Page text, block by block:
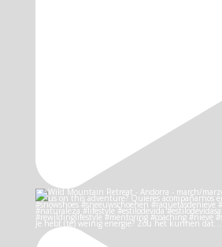
Je hebt (te) weinig energie? Zou het kunnen dat…